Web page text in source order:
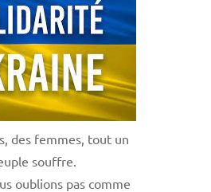
des femmes, tout un
souffre.
oublions pas comme